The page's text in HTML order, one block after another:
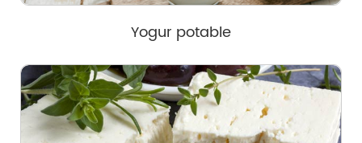
Yogur potable